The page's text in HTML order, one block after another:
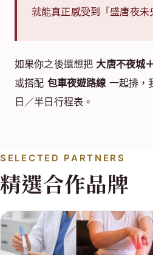
就能真正感受到「盛唐夜未
如果你之後還想把 大唐不夜城
或搭配 包車夜遊路線 一起排，
日／半日行程表。
SELECTED PARTNERS
精選合作品牌